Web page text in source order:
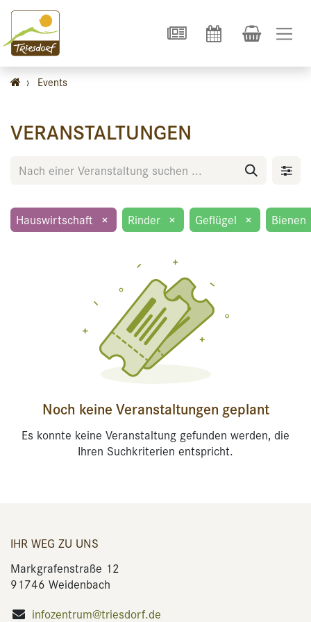
› Events
VERANSTALTUNGEN
Hauswirtschaft × Rinder × Geflügel × Bienen
Noch keine Veranstaltungen geplant
Es konnte keine Veranstaltung gefunden werden, die
Ihren Suchkriterien entspricht.
IHR WEG ZU UNS
Markgrafenstraße 12
91746 Weidenbach
infozentrum@triesdorf.de